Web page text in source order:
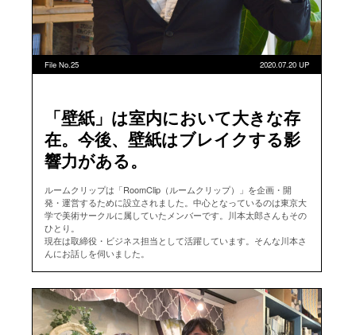
File No.25 2020.07.20 UP
「壁紙」は室内において大きな存
在。今後、壁紙はブレイクする影
響力がある。
ルームクリップは「RoomClip（ルームクリップ）」を企画・開
発・運営するために設立されました。中心となっているのは東京大
学で美術サークルに属していたメンバーです。川本太郎さんもその
ひとり。
現在は取締役・ビジネス担当として活躍しています。そんな川本さ
んにお話しを伺いました。